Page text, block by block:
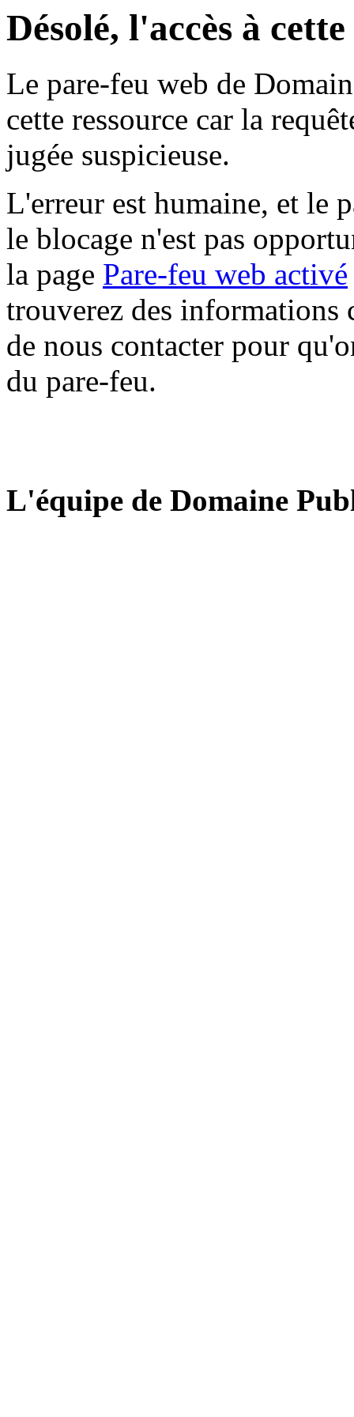
Désolé, l'accès à
Le pare-feu web de
cette ressource car la
jugée suspicieuse.
L'erreur est humaine, et le
le blocage n'est pas
la page Pare-feu web activé
trouverez des informations
de nous contacter pour
du pare-feu.
L'équipe de Domaine